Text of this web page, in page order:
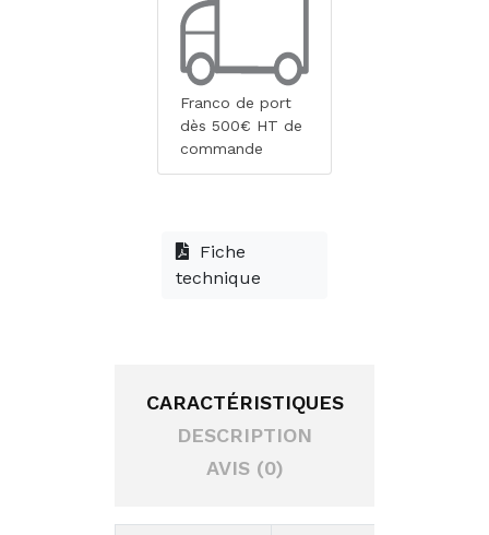
Franco de port
dès 500€ HT de
commande
Fiche
technique
CARACTÉRISTIQUES
DESCRIPTION
AVIS (0)